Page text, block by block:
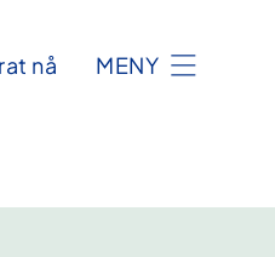
nå MENY